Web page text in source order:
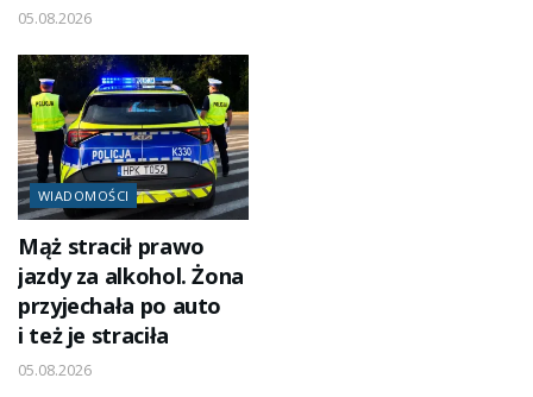
05.08.2026
WIADOMOŚCI
Mąż stracił prawo
jazdy za alkohol. Żona
przyjechała po auto
i też je straciła
05.08.2026